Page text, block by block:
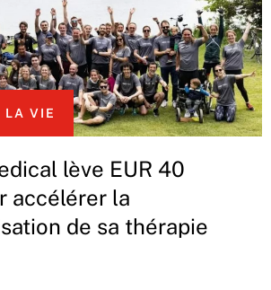
LA VIE
lève EUR 40
accélérer la
de sa thérapie